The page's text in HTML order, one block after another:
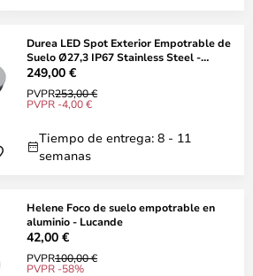
Durea LED Spot Exterior Empotrable de
Suelo Ø27,3 IP67 Stainless Steel -
Paulman
249,00 €
PVPR253,00 €
PVPR -4,00 €
Tiempo de entrega: 8 - 11
semanas
Helene Foco de suelo empotrable en
aluminio - Lucande
42,00 €
PVPR100,00 €
PVPR -58%